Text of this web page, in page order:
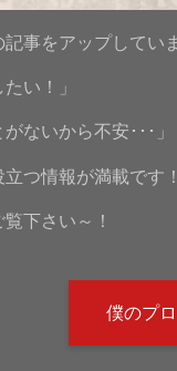
事をアップしてい
い！」
ないから不安･･･」
つ情報が満載です
下さい～！
僕のプ